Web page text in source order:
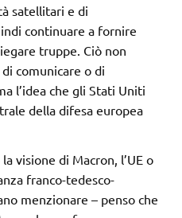
satellitari e di
continuare a fornire
truppe. Ciò non
comunicare o di
l’idea che gli Stati Uniti
della difesa europea
visione di Macron, l’UE o
franco-tedesco-
menzionare – penso che